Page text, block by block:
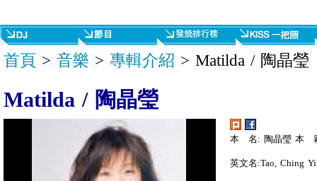
首頁 > 音樂 > 專輯介紹 > Matilda / 陶晶瑩
Matilda / 陶晶瑩
本 名: 陶晶瑩 本
英文名:Tao, Ching